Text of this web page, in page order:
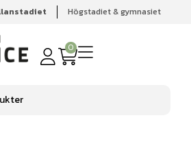
Högstadiet & gymnasiet
0
Mikroskop & tillbehör
40-100x